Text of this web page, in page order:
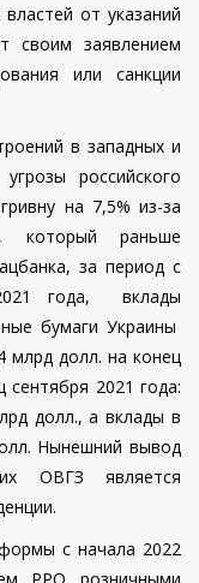
от указаний
своим заявлением
или санкции
в западных и
российского
на 7,5% из-за
который раньше
за период с
года, вклады
бумаги Украины
млрд долл. на конец
2021 года:
долл., а вклады в
Нынешний вывод
ОВГЗ является
с начала 2022